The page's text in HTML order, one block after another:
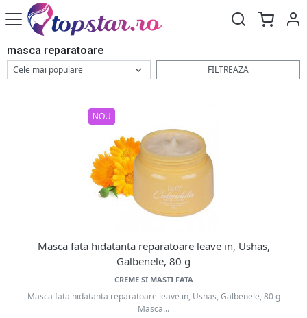
masca reparatoare
FILTREAZA
NOU
Masca fata hidatanta reparatoare leave in, Ushas,
Galbenele, 80 g
CREME SI MASTI FATA
Masca fata hidatanta reparatoare leave in, Ushas, Galbenele, 80 g
Masca...